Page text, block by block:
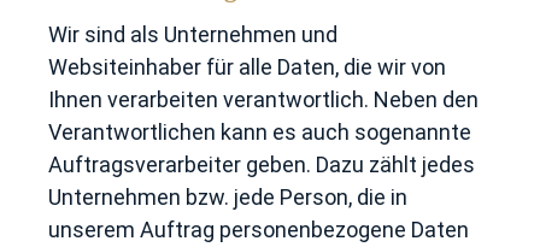
Wir sind als Unternehmen und
Websiteinhaber für alle Daten, die wir von
Ihnen verarbeiten verantwortlich. Neben den
Verantwortlichen kann es auch sogenannte
Auftragsverarbeiter geben. Dazu zählt jedes
Unternehmen bzw. jede Person, die in
unserem Auftrag personenbezogene Daten